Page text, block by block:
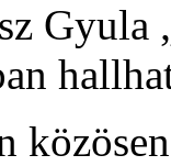
Gyula